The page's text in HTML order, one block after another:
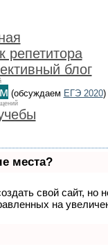
репетитора
блог
(обсуждаем ЕГЭ 2020)
места?
свой сайт, но
на